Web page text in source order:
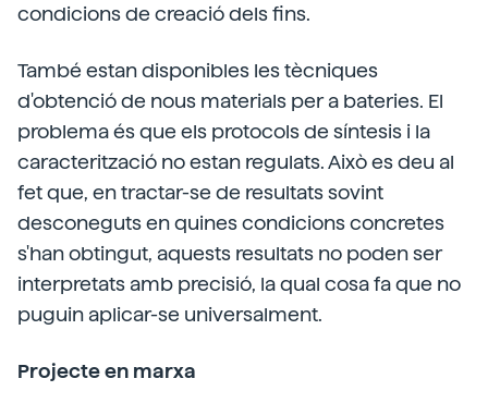
condicions de creació dels fins.
També estan disponibles les tècniques
d'obtenció de nous materials per a bateries. El
problema és que els protocols de síntesis i la
caracterització no estan regulats. Això es deu al
fet que, en tractar-se de resultats sovint
desconeguts en quines condicions concretes
s'han obtingut, aquests resultats no poden ser
interpretats amb precisió, la qual cosa fa que no
puguin aplicar-se universalment.
Projecte en marxa